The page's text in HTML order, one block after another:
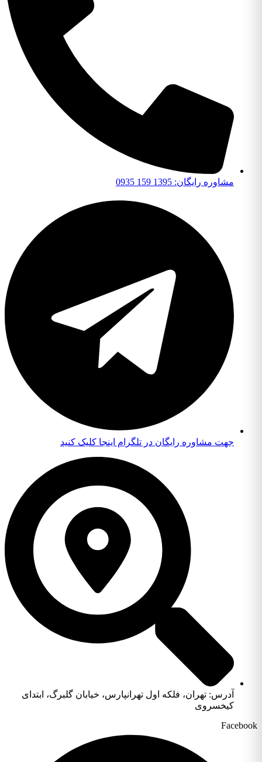
مشاوره رایگان: 1395 159 0935
جهت مشاوره رایگان در تلگرام اینجا کلیک کنید
آدرس: تهران، فلکه اول تهرانپارس، خیابان گلبرگ، ابتدای
کیخسروی
Facebook